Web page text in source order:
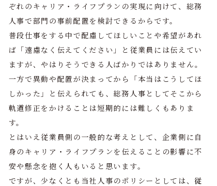
ぞれのキャリア・ライフプランの実現に向けて、総務
人事で部門の事前配置を検討できるからです。
普段仕事をする中で配慮してほしいことや希望があれ
ば「遠慮なく伝えてください」と従業員には伝えてい
ますが、やはりそうできる人ばかりではありません。
一方で異動や配置が決まってから「本当はこうしてほ
しかった」と伝えられても、総務人事としてそこから
軌道修正をかけることは短期的には難しくもありま
す。
とはいえ従業員側の一般的な考えとして、企業側に自
身のキャリア・ライフプランを伝えることの影響に不
安や懸念を抱く人もいると思います。
ですが、少なくとも当社人事のポリシーとしては、従